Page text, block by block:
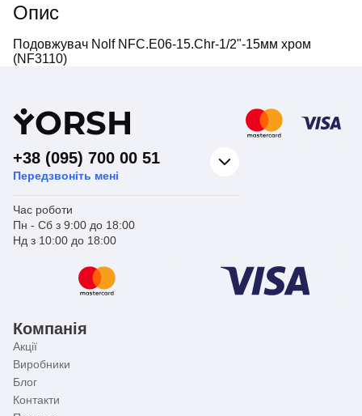
Опис
Подовжувач Nolf NFC.E06-15.Chr-1/2"-15мм хром
(NF3110)
YORSH
+38 (095) 700 00 51
Передзвоніть мені
Час роботи
Пн - Сб з 9:00 до 18:00
Нд з 10:00 до 18:00
Компанія
Акції
Виробники
Блог
Контакти